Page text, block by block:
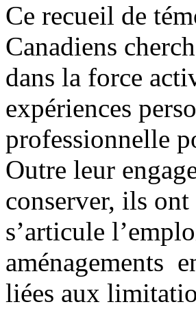
Ce recueil de
Canadiens
dans la force
expériences
professionnelle
Outre leur
conserver, ils
s’articule
aménagements
liées aux